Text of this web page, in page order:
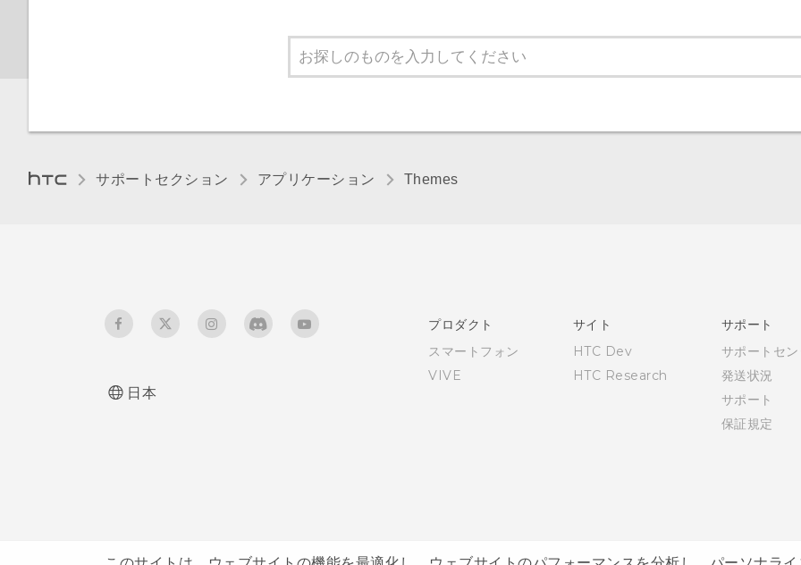
サポートセクション アプリケーション Themes
日本
プロダクト
スマートフォン
VIVE
サイト
HTC Dev
HTC Research
サポート
サポートセ
発送状況
サポート
保証規定